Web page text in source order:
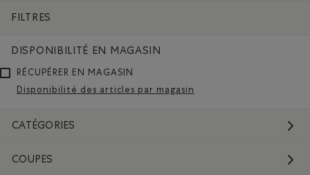
FILTRES
DISPONIBILITÉ EN MAGASIN
RÉCUPÉRER EN MAGASIN
Disponibilité des articles par magasin
CATÉGORIES
COUPES